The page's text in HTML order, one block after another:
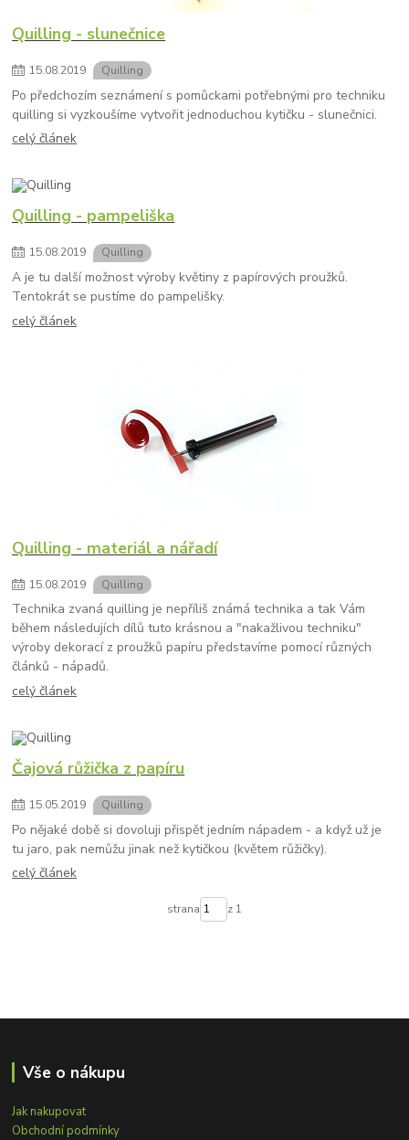
Quilling - slunečnice
15.08.2019 Quilling
Po předchozím seznámení s pomůckami potřebnými pro techniku
quilling si vyzkoušíme vytvořit jednoduchou kytičku - slunečnici.
celý článek
Quilling - pampeliška
15.08.2019 Quilling
A je tu další možnost výroby květiny z papírových proužků.
Tentokrát se pustíme do pampelišky.
celý článek
Quilling - materiál a nářadí
15.08.2019 Quilling
Technika zvaná quilling je nepříliš známá technika a tak Vám
během následujích dílů tuto krásnou a "nakažlivou techniku"
výroby dekorací z proužků papíru představíme pomocí různých
článků - nápadů.
celý článek
Čajová růžička z papíru
15.05.2019 Quilling
Po nějaké době si dovoluji přispět jedním nápadem - a když už je
tu jaro, pak nemůžu jinak než kytičkou (květem růžičky).
celý článek
strana z 1
Vše o nákupu
Jak nakupovat
Obchodní podmínky